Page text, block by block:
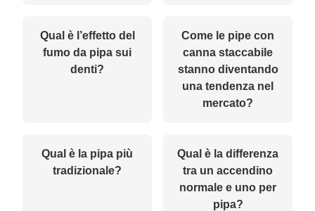
Qual è l’effetto del
fumo da pipa sui
denti?
Come le pipe con
canna staccabile
stanno diventando
una tendenza nel
mercato?
Qual è la pipa più
tradizionale?
Qual è la differenza
tra un accendino
normale e uno per
pipa?